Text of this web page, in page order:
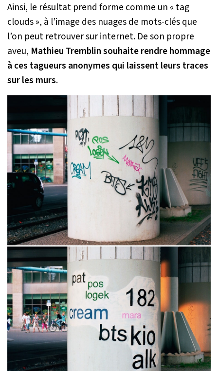
Ainsi, le résultat prend forme comme un « tag
clouds », à l’image des nuages de mots-clés que
l’on peut retrouver sur internet. De son propre
aveu, Mathieu Tremblin souhaite rendre hommage
à ces tagueurs anonymes qui laissent leurs traces
sur les murs.